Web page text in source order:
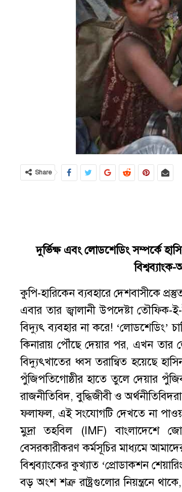
Share
দুর্ভিক্ষ এবং লোডশেডিং সম্পর্কে
কুপি-হারিকেন ব্যবহারে দেশবাসীকে
এবার তার জ্বালানী উপদেষ্টা
বিদ্যুৎ ব্যবহার না করে! ‘লোডশেডিং’
কিনারায় পৌঁছে দেয়ার পর, এখন তার
বিদ্যুৎখাতের ধ্বস তরান্বিত হয়েছে
পুঁজিপতিগোষ্ঠীর হাতে তুলে দেয়ার
রাজনীতিবিদ, বুদ্ধিজীবী ও
ফলাফল, এই সংযোগটি দেখতে না
মুদ্রা তহবিল (IMF) বাংলাদেশে
বেসরকারীকরণ কর্মসূচির মাধ্যমে
বিশ্বব্যাংকের কুখ্যাত ‘প্রোডাকশন
বড় অংশ শত্রু রাষ্ট্রগুলোর নিয়ন্ত্রনে